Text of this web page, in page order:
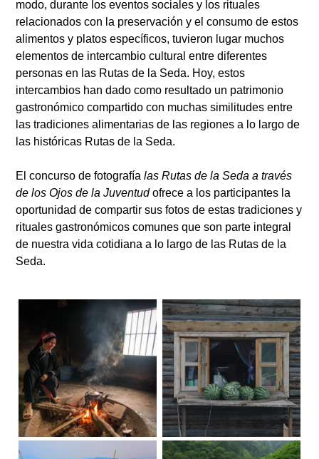
modo, durante los eventos sociales y los rituales
relacionados con la preservación y el consumo de estos
alimentos y platos específicos, tuvieron lugar muchos
elementos de intercambio cultural entre diferentes
personas en las Rutas de la Seda. Hoy, estos
intercambios han dado como resultado un patrimonio
gastronómico compartido con muchas similitudes entre
las tradiciones alimentarias de las regiones a lo largo de
las históricas Rutas de la Seda.
El concurso de fotografía las Rutas de la Seda a través
de los Ojos de la Juventudofrece a los participantes la
oportunidad de compartir sus fotos de estas tradiciones y
rituales gastronómicos comunes que son parte integral
de nuestra vida cotidiana a lo largo de las Rutas de la
Seda.